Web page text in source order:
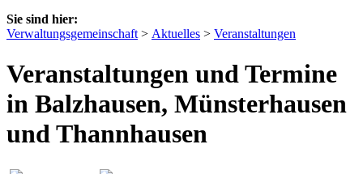
Sie sind hier:
Verwaltungsgemeinschaft > Aktuelles > Veranstaltungen
Veranstaltungen und Termine
in Balzhausen, Münsterhausen
und Thannhausen